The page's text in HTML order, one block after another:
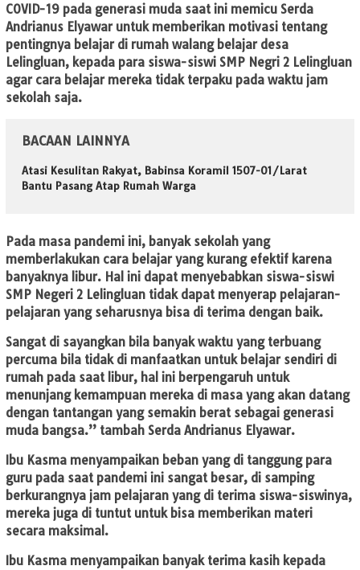
COVID-19 pada generasi muda saat ini memicu Serda
Andrianus Elyawar untuk memberikan motivasi tentang
pentingnya belajar di rumah walang belajar desa
Lelingluan, kepada para siswa-siswi SMP Negri 2 Lelingluan
agar cara belajar mereka tidak terpaku pada waktu jam
sekolah saja.
BACAAN LAINNYA
Atasi Kesulitan Rakyat, Babinsa Koramil 1507-01/Larat
Bantu Pasang Atap Rumah Warga
Pada masa pandemi ini, banyak sekolah yang
memberlakukan cara belajar yang kurang efektif karena
banyaknya libur. Hal ini dapat menyebabkan siswa-siswi
SMP Negeri 2 Lelingluan tidak dapat menyerap pelajaran-
pelajaran yang seharusnya bisa di terima dengan baik.
Sangat di sayangkan bila banyak waktu yang terbuang
percuma bila tidak di manfaatkan untuk belajar sendiri di
rumah pada saat libur, hal ini berpengaruh untuk
menunjang kemampuan mereka di masa yang akan datang
dengan tantangan yang semakin berat sebagai generasi
muda bangsa.’’ tambah Serda Andrianus Elyawar.
Ibu Kasma menyampaikan beban yang di tanggung para
guru pada saat pandemi ini sangat besar, di samping
berkurangnya jam pelajaran yang di terima siswa-siswinya,
mereka juga di tuntut untuk bisa memberikan materi
secara maksimal.
Ibu Kasma menyampaikan banyak terima kasih kepada